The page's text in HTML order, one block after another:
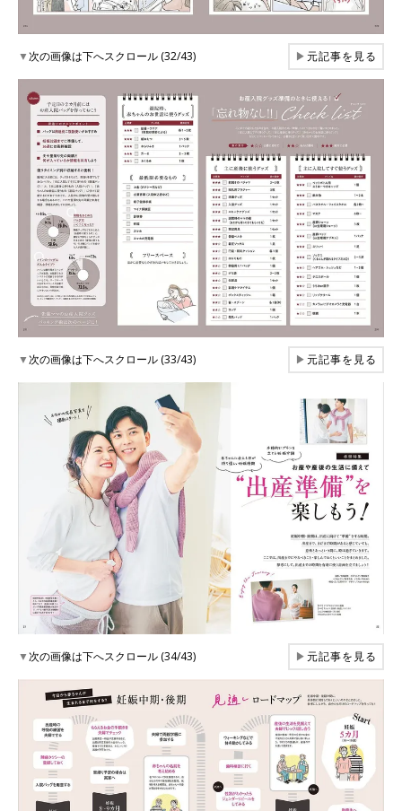
▼次の画像は下へスクロール (32/43) ▶元記事を見る
▼次の画像は下へスクロール (33/43) ▶元記事を見る
▼次の画像は下へスクロール (34/43) ▶元記事を見る